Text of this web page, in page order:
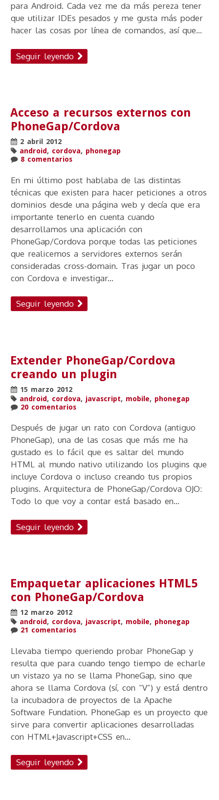
para Android. Cada vez me da más pereza tener
que utilizar IDEs pesados y me gusta más poder
hacer las cosas por línea de comandos, así que...
Seguir leyendo
Acceso a recursos externos con
PhoneGap/Cordova
2 abril 2012
android, cordova, phonegap
8 comentarios
En mi último post hablaba de las distintas
técnicas que existen para hacer peticiones a otros
dominios desde una página web y decía que era
importante tenerlo en cuenta cuando
desarrollamos una aplicación con
PhoneGap/Cordova porque todas las peticiones
que realicemos a servidores externos serán
consideradas cross-domain. Tras jugar un poco
con Cordova e investigar...
Seguir leyendo
Extender PhoneGap/Cordova
creando un plugin
15 marzo 2012
android , cordova, javascript, mobile, phonegap
20 comentarios
Después de jugar un rato con Cordova (antiguo
PhoneGap), una de las cosas que más me ha
gustado es lo fácil que es saltar del mundo
HTML al mundo nativo utilizando los plugins que
incluye Cordova o incluso creando tus propios
plugins. Arquitectura de PhoneGap/Cordova OJO:
Todo lo que voy a contar está basado en...
Seguir leyendo
Empaquetar aplicaciones HTML5
con PhoneGap/Cordova
12 marzo 2012
android, cordova, javascript, mobile, phonegap
21 comentarios
Llevaba tiempo queriendo probar PhoneGap y
resulta que para cuando tengo tiempo de echarle
un vistazo ya no se llama PhoneGap, sino que
ahora se llama Cordova (sí, con “V”) y está dentro
la incubadora de proyectos de la Apache
Software Fundation. PhoneGap es un proyecto que
sirve para convertir aplicaciones desarrolladas
con HTML+Javascript+CSS en...
Seguir leyendo